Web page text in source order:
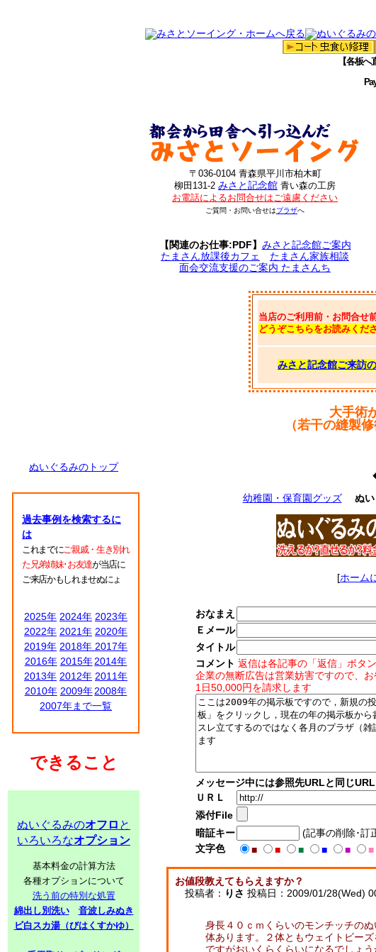
【各板へ
〒036-0104 青森県平川市柏木町
柳田131-2 みさと記念館 青い森の工房
お電話によるお問合せはご遠慮ください
ご質問・お問い合せはプラザへ
【関連のお仕事:PDF】 みさと記念館ご案内
たまさん放課後カフェ
たまさん家族相談
面会交流支援のご案内 たまさんち
当店のご利用前・お問合せ
どうぞこちらをお読みくだ
みさと記念館ご来訪
大手術
（若干の縫製
ぬいぐるみのトップ
過去事例を検索するに
は
これまでにご親戚・生き別れ
た兄弟姉妹･お友達が当店に
ご来店かもしれませぬにょ
2025年 2024年 2023年
2022年 2021年 2020年
2019年 2018年 2017年
2016年 2015年 2014年
2013年 2012年 2011年
2010年 2009年 2008年
2007年まで一覧
できること
ぬいぐるみのオフロ と
いろいろなオプション
基本料金の計算方法
各種オプションについて
洗う前の特別な処置
綿出し別洗い
音波しみぬき
ビ白スカ湯（びはくすかゆ）
幼稚園・保育園グッズ
ぬ
[ホーム
おなまえ
Ｅメール
タイトル
コメント 返信は各記事の「返信」ボタ
企業の無断広告は営業妨害ですので、お
1日50,000円を請求します
メッセージ中には参照先URLと同じ
ＵＲＬ
添付File
暗証キー
(記事の削除･訂
文字色
■ ■ ■ ■ ■ ■
お値段教えてもらえますか？
投稿者： りさ 投稿日：2009/01/28(Wed)
身長４０ｃｍくらいのモンチッチの
体あります。２体ともウェイトビー
ですがおいくらくらいになるでしょ